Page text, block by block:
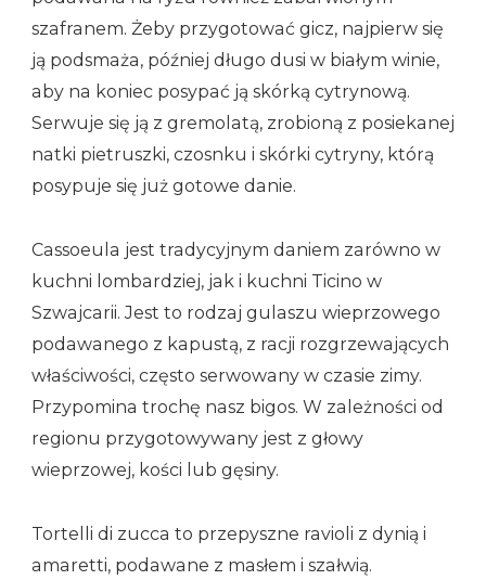
szafranem. Żeby przygotować gicz, najpierw się
ją podsmaża, później długo dusi w białym winie,
aby na koniec posypać ją skórką cytrynową.
Serwuje się ją z gremolatą, zrobioną z posiekanej
natki pietruszki, czosnku i skórki cytryny, którą
posypuje się już gotowe danie.
Cassoeula jest tradycyjnym daniem zarówno w
kuchni lombardziej, jak i kuchni Ticino w
Szwajcarii. Jest to rodzaj gulaszu wieprzowego
podawanego z kapustą, z racji rozgrzewających
właściwości, często serwowany w czasie zimy.
Przypomina trochę nasz bigos. W zależności od
regionu przygotowywany jest z głowy
wieprzowej, kości lub gęsiny.
Tortelli di zucca to przepyszne ravioli z dynią i
amaretti, podawane z masłem i szałwią.